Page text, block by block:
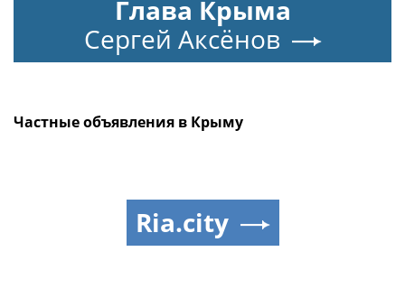
Глава Крыма
Сергей Аксёнов
Частные объявления в Крыму
Ria.city